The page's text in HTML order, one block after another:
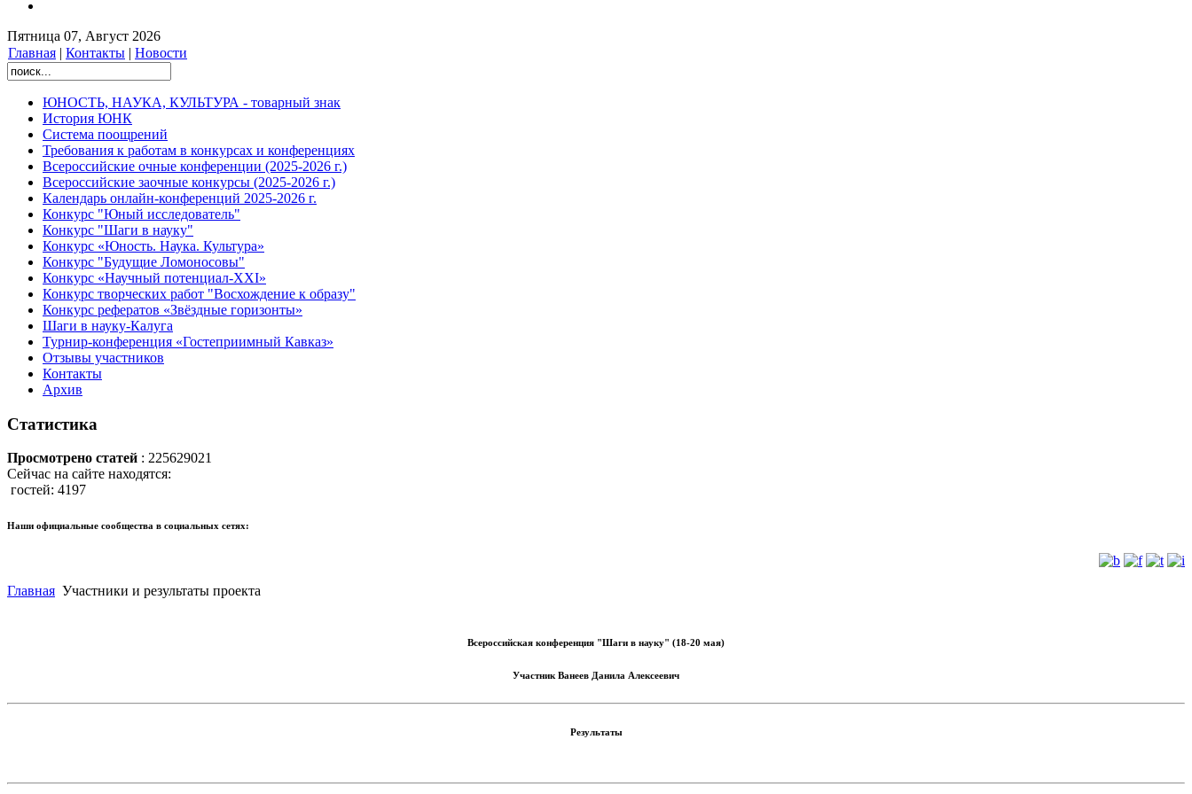
Пятница 07, Август 2026
Главная | Контакты | Новости
ЮНОСТЬ, НАУКА, КУЛЬТУРА - товарный знак
История ЮНК
Система поощрений
Требования к работам в конкурсах и конференциях
Всероссийские очные конференции (2025-2026 г.)
Всероссийские заочные конкурсы (2025-2026 г.)
Календарь онлайн-конференций 2025-2026 г.
Конкурс "Юный исследователь"
Конкурс "Шаги в науку"
Конкурс «Юность. Наука. Культура»
Конкурс "Будущие Ломоносовы"
Конкурс «Научный потенциал-XXI»
Конкурс творческих работ "Восхождение к образу"
Конкурс рефератов «Звёздные горизонты»
Шаги в науку-Калуга
Турнир-конференция «Гостеприимный Кавказ»
Отзывы участников
Контакты
Архив
Статистика
Просмотрено статей : 225629021
Сейчас на сайте находятся:
гостей: 4197
Наши официальные сообщества в социальных сетях:
Главная Участники и результаты проекта
Всероссийская конференция "Шаги в науку" (18-20 мая)
Участник Ванеев Данила Алексеевич
Результаты